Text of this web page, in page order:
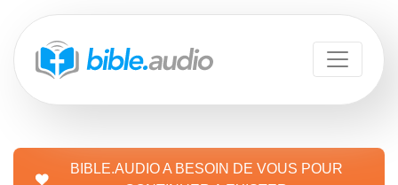
BIBLE.AUDIO A BESOIN DE VOUS POUR